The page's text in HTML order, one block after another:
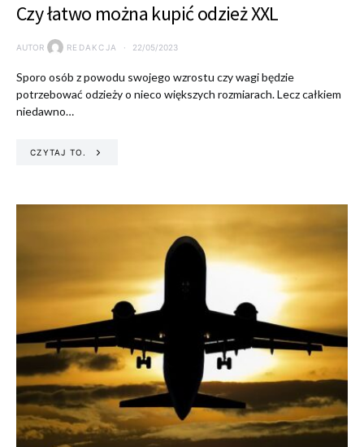
Czy łatwo można kupić odzież XXL
AUTOR REDAKCJA 22/05/2023
Sporo osób z powodu swojego wzrostu czy wagi będzie
potrzebować odzieży o nieco większych rozmiarach. Lecz całkiem
niedawno…
CZYTAJ TO.